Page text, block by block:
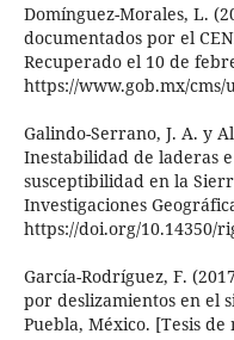
Domínguez-Morales, L.
documentados por el
Recuperado el 10 de
https://www.gob.mx/cms/
Galindo-Serrano, J. A. y
Inestabilidad de laderas
susceptibilidad en la
Investigaciones
https://doi.org/10.14350/
García-Rodríguez, F.
por deslizamientos en el
Puebla, México. [Tesis